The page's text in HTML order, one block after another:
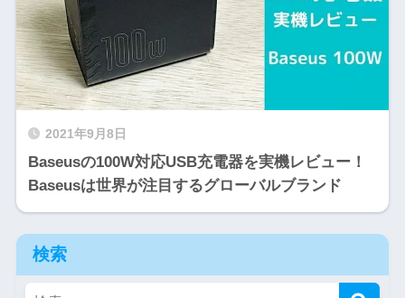
2021年9月8日
Baseusの100W対応USB充電器を実機レビュー！
Baseusは世界が注目するグローバルブランド
検索